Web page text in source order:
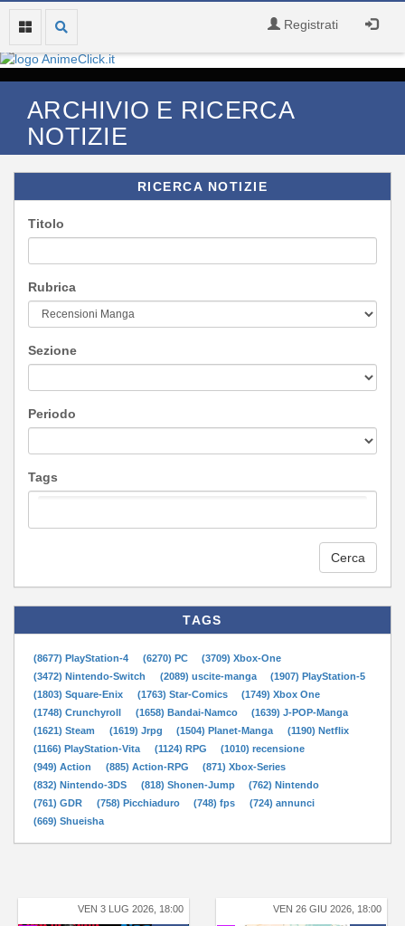
Registrati
ARCHIVIO E RICERCA
NOTIZIE
RICERCA NOTIZIE
Titolo
Rubrica
Sezione
Periodo
Tags
Cerca
TAGS
(8677) PlayStation-4 (6270) PC
(3709) Xbox-One
(3472) Nintendo-Switch
(2089) uscite-manga
(1907) PlayStation-5
(1803) Square-Enix
(1763) Star-Comics
(1749) Xbox One
(1748) Crunchyroll
(1658) Bandai-Namco
(1639) J-POP-Manga
(1621) Steam
(1619) Jrpg (1504) Planet-Manga
(1190) Netflix
(1166) PlayStation-Vita
(1124) RPG
(1010) recensione
(949) Action
(885) Action-RPG
(871) Xbox-Series
(832) Nintendo-3DS
(818) Shonen-Jump
(762) Nintendo
(761) GDR
(758) Picchiaduro (748) fps
(724) annunci
(669) Shueisha
VEN 3 LUG 2026, 18:00 VEN 26 GIU 2026, 18:00